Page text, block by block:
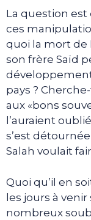
La question est
ces
quoi la mort de
son frère Saïd
pays ?
aux «bons
l’auraient
s’est
Salah voulait
Quoi qu’il en
les jours à
nombreux